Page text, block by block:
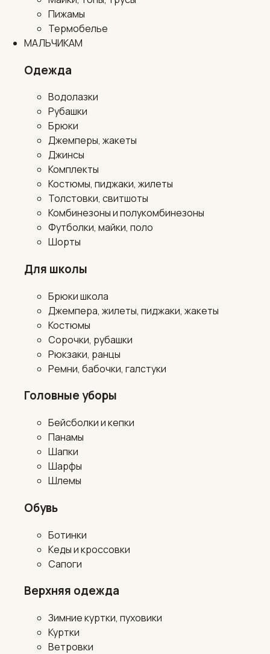
Пижамы
Термобелье
МАЛЬЧИКАМ
Одежда
Водолазки
Рубашки
Брюки
Джемперы, жакеты
Джинсы
Комплекты
Костюмы, пиджаки, жилеты
Толстовки, свитшоты
Комбинезоны и полукомбинезоны
Футболки, майки, поло
Шорты
Для школы
Брюки школа
Джемпера, жилеты, пиджаки, жакеты
Костюмы
Сорочки, рубашки
Рюкзаки, ранцы
Ремни, бабочки, галстуки
Головные уборы
Бейсболки и кепки
Панамы
Шапки
Шарфы
Шлемы
Обувь
Ботинки
Кеды и кроссовки
Сапоги
Верхняя одежда
Зимние куртки, пуховики
Куртки
Ветровки